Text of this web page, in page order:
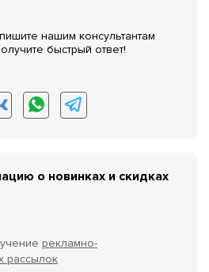
нашим консультантам
быстрый ответ!
о новинках и скидках
рекламно-
рассылок